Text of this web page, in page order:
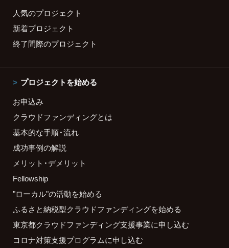
人気のプロジェクト
新着プロジェクト
終了間際のプロジェクト
プロジェクトを始める
お申込み
クラウドファンディングとは
基本的な手順・流れ
成功事例の解説
メリット・デメリット
Fellowship
"ローカル"の活動を始める
ふるさと納税型クラウドファンディングを始める
東京都クラウドファンディング支援事業に申し込む
コロナ対策支援プログラムに申し込む